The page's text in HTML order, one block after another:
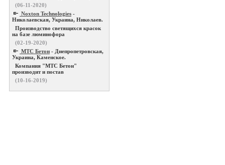
(06-11-2020)
Noxton Technologies -
Николаевская, Украина, Николаев.
Производство светящихся красок
на базе люминофора
(02-19-2020)
МТС Бетон - Днепропетровская,
Украина, Каменское.
Компания "МТС Бетон"
производит и постав
(10-16-2019)